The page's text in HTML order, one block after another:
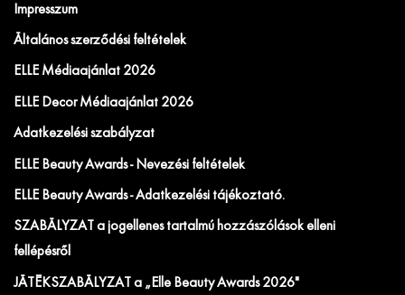
Impresszum
Általános szerződési feltételek
ELLE Médiaajánlat 2026
ELLE Decor Médiaajánlat 2026
Adatkezelési szabályzat
ELLE Beauty Awards - Nevezési feltételek
ELLE Beauty Awards - Adatkezelési tájékoztató.
SZABÁLYZAT a jogellenes tartalmú hozzászólások elleni
fellépésről
JÁTÉKSZABÁLYZAT a „Elle Beauty Awards 2026"